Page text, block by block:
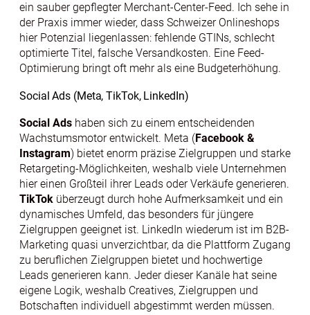
ein sauber gepflegter Merchant-Center-Feed. Ich sehe in
der Praxis immer wieder, dass Schweizer Onlineshops
hier Potenzial liegenlassen: fehlende GTINs, schlecht
optimierte Titel, falsche Versandkosten. Eine Feed-
Optimierung bringt oft mehr als eine Budgeterhöhung.
Social Ads (Meta, TikTok, LinkedIn)
Social Ads haben sich zu einem entscheidenden
Wachstumsmotor entwickelt. Meta (Facebook &
Instagram) bietet enorm präzise Zielgruppen und starke
Retargeting-Möglichkeiten, weshalb viele Unternehmen
hier einen Großteil ihrer Leads oder Verkäufe generieren.
TikTok überzeugt durch hohe Aufmerksamkeit und ein
dynamisches Umfeld, das besonders für jüngere
Zielgruppen geeignet ist. LinkedIn wiederum ist im B2B-
Marketing quasi unverzichtbar, da die Plattform Zugang
zu beruflichen Zielgruppen bietet und hochwertige
Leads generieren kann. Jeder dieser Kanäle hat seine
eigene Logik, weshalb Creatives, Zielgruppen und
Botschaften individuell abgestimmt werden müssen.